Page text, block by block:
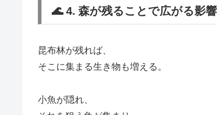
🌊 4. 森が残ることで広がる影響
昆布林が残れば、
そこに集まる生き物も増える。
小魚が隠れ、